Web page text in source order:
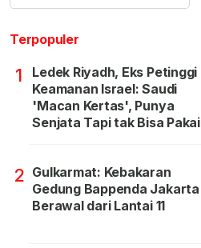
Terpopuler
1
Ledek Riyadh, Eks Petinggi
Keamanan Israel: Saudi
'Macan Kertas', Punya
Senjata Tapi tak Bisa Pakai
2 Gulkarmat: Kebakaran
Gedung Bappenda Jakarta
Berawal dari Lantai 11